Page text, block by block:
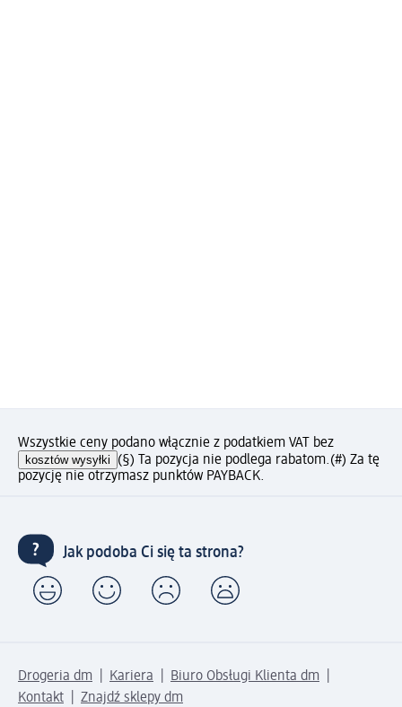
Wszystkie ceny podano włącznie z podatkiem VAT bez
kosztów wysyłki (§) Ta pozycja nie podlega rabatom.(#) Za tę
pozycję nie otrzymasz punktów PAYBACK.
Jak podoba Ci się ta strona?
Drogeria dm Kariera
Biuro Obsługi Klienta dm
Kontakt
Znajdź sklepy dm